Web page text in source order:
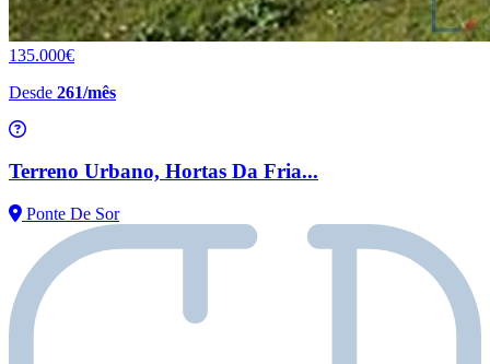
135.000€
Desde 261/mês
Terreno Urbano, Hortas Da Fria...
Ponte De Sor